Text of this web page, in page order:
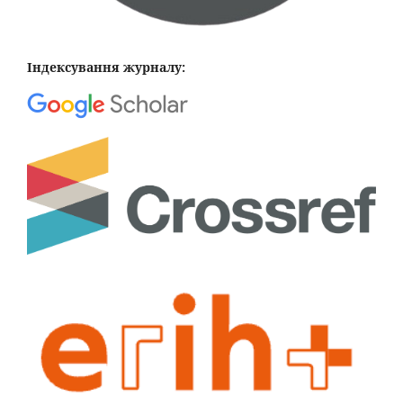
Індексування журналу: